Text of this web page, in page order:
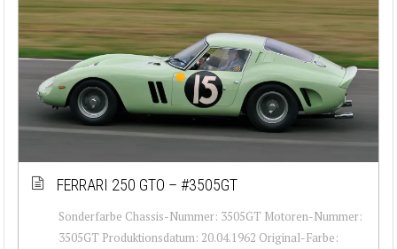
FERRARI 250 GTO – #3505GT
Sonderfarbe Chassis-Nummer: 3505GT Motoren-Nummer:
3505GT Produktionsdatum: 20.04.1962 Original-Farbe: